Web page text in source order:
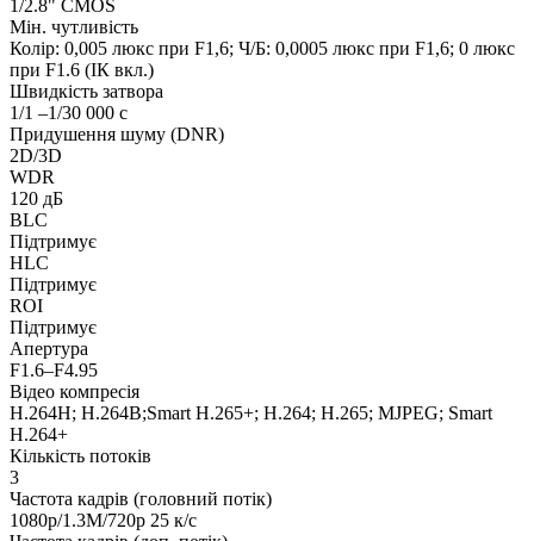
1/2.8" CMOS
Мін. чутливість
Колір: 0,005 люкс при F1,6; Ч/Б: 0,0005 люкс при F1,6; 0 люкс
при F1.6 (ІК вкл.)
Швидкість затвора
1/1 –1/30 000 с
Придушення шуму (DNR)
2D/3D
WDR
120 дБ
BLC
Підтримує
HLC
Підтримує
ROI
Підтримує
Апертура
F1.6–F4.95
Відео компресія
H.264H; H.264B;Smart H.265+; H.264; H.265; MJPEG; Smart
H.264+
Кількість потоків
3
Частота кадрів (головний потік)
1080p/1.3M/720p 25 к/с